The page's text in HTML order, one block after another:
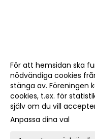
För att hemsidan ska
nödvändiga cookies
stänga av. Föreningen
cookies, t.ex. för
själv om du vill
Anpassa dina val